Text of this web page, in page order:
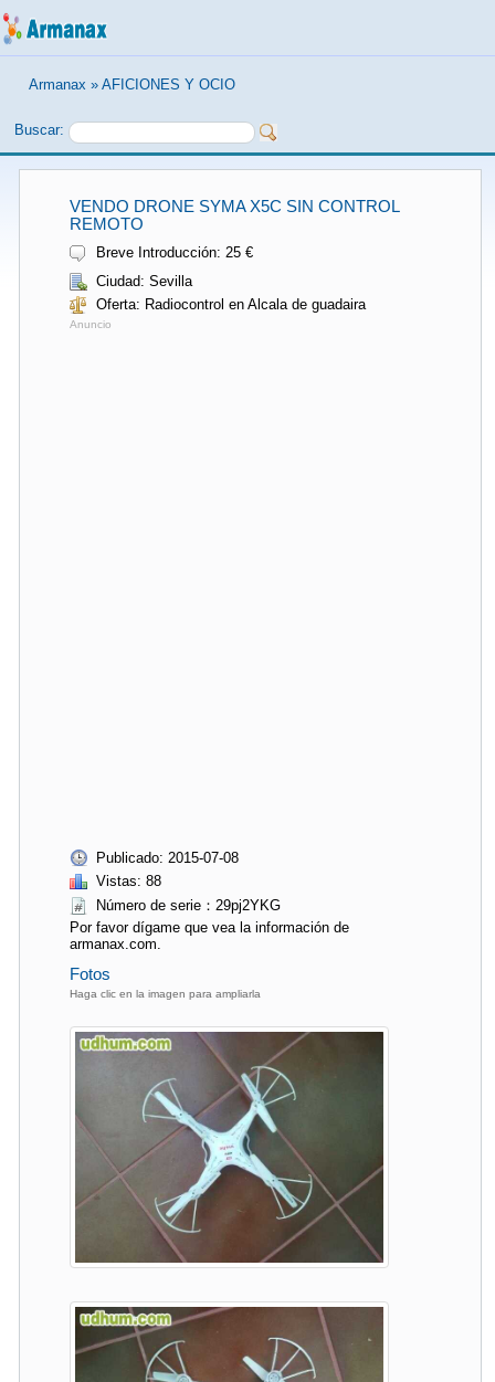
Armanax » AFICIONES Y OCIO
Buscar:
VENDO DRONE SYMA X5C SIN CONTROL
REMOTO
Breve Introducción: 25 €
Ciudad: Sevilla
Oferta: Radiocontrol en Alcala de guadaira
Anuncio
Publicado: 2015-07-08
Vistas: 88
Número de serie：29pj2YKG
Por favor dígame que vea la información de
armanax.com.
Fotos
Haga clic en la imagen para ampliarla